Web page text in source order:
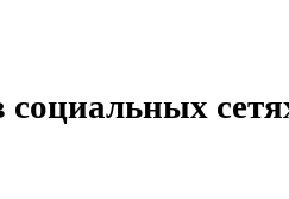
социальных